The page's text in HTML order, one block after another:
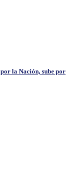
la Nación, sube por